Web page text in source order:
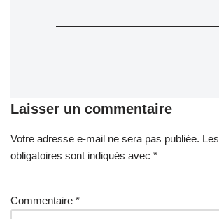
Laisser un commentaire
Votre adresse e-mail ne sera pas publiée.
obligatoires sont indiqués avec *
Commentaire *
A
lt
n